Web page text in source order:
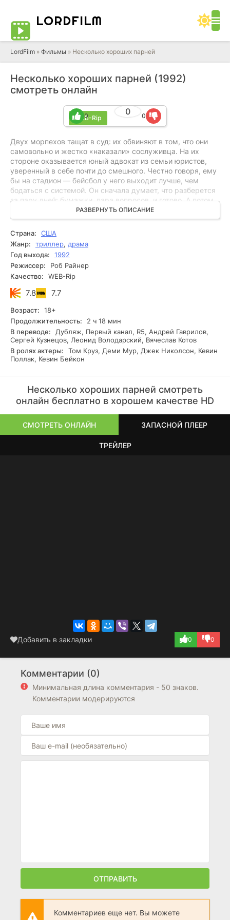
LORDFILM
LordFilm » Фильмы » Несколько хороших парней
Несколько хороших парней (1992)
смотреть онлайн
WEB-Rip
0
0 0
Двух морпехов тащат в суд: их обвиняют в том, что они
самовольно и жестко «наказали» сослуживца. На их
стороне оказывается юный адвокат из семьи юристов,
уверенный в себе почти до смешного. Честно говоря, ему
бы на стадион — бейсбол у него выходит лучше, чем
бодаться с системой. Он сначала думает, что разберется
за пару дней: бумажки, пара вопросов, и готово. А потом
начинает копать и понимает — тут все куда мутнее.
Свидетели путаются, мотивы не сходятся, и простых
ответов нет. Совсем.
РАЗВЕРНУТЬ ОПИСАНИЕ
Страна:
США
Жанр:
триллер, драма
Год выхода:
1992
Режиссер:
Роб Райнер
Качество:
WEB-Rip
7.8 7.7
Возраст:
18+
Продолжительность:
2 ч 18 мин
В переводе:
Дубляж, Первый канал, R5, Андрей Гаврилов,
Сергей Кузнецов, Леонид Володарский, Вячеслав Котов
В ролях актеры:
Том Круз, Деми Мур, Джек Николсон, Кевин
Поллак, Кевин Бейкон
Несколько хороших парней смотреть
онлайн бесплатно в хорошем качестве HD
СМОТРЕТЬ ОНЛАЙН ЗАПАСНОЙ ПЛЕЕР
ТРЕЙЛЕР
Добавить в закладки 0 0
Комментарии (0)
Минимальная длина комментария - 50 знаков.
Комментарии модерируются
ОТПРАВИТЬ
Комментариев еще нет. Вы можете